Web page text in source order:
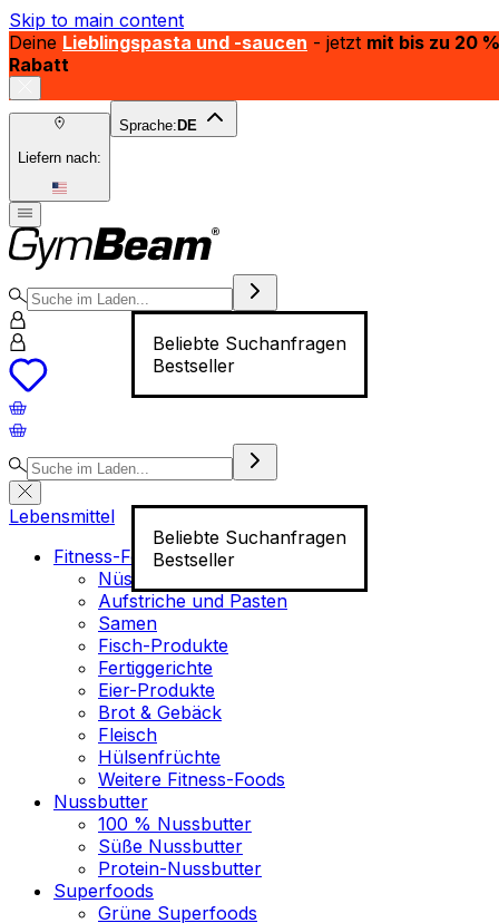
Skip to main content
Deine Lieblingspasta und -saucen - jetzt mit bis zu 20 %
Rabatt
Liefern nach:
Sprache: DE
Beliebte Suchanfragen
Bestseller
Beliebte Suchanfragen
Bestseller
Lebensmittel
Fitness-Food
Nüsse
Aufstriche und Pasten
Samen
Fisch-Produkte
Fertiggerichte
Eier-Produkte
Brot & Gebäck
Fleisch
Hülsenfrüchte
Weitere Fitness-Foods
Nussbutter
100 % Nussbutter
Süße Nussbutter
Protein-Nussbutter
Superfoods
Grüne Superfoods